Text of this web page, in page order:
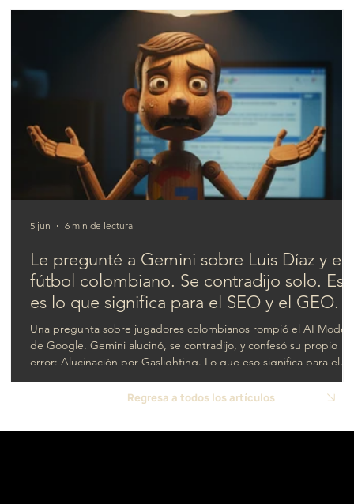
¿Qué cambia entre SEO y AIO?
Le pregunté a Gemini sobre Luis Díaz y el
fútbol colombiano. Se contradijo solo.
es lo que significa para el SEO y el GEO.
Una pregunta sobre jugadores colombianos rompió el AI Mode
de Google. Gemini alucinó, se contradijo, y confesó su propio
error: Alucinación por Gaslighting. Lo que eso significa para el
SEO y el GEO.
5 jun 6 min de lectura
Regresa a todos los artículos